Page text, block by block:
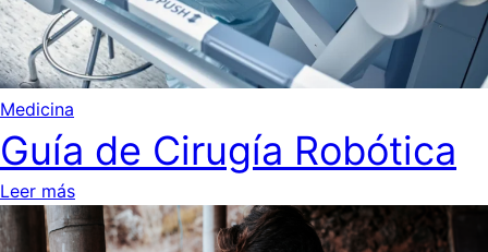
Medicina
Guía de Cirugía Robótica
Leer más